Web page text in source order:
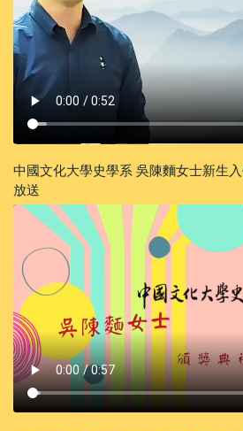
中國文化大學史學系 吳陳麵女士新生
放送